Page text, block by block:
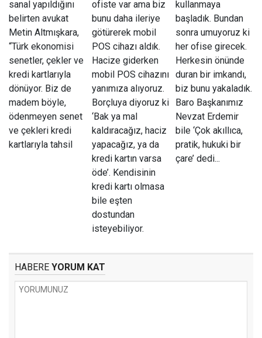
sanal yapıldığını
belirten avukat
Metin Altmışkara,
“Türk ekonomisi
senetler, çekler ve
kredi kartlarıyla
dönüyor. Biz de
madem böyle,
ödenmeyen senet
ve çekleri kredi
kartlarıyla tahsil
ofiste var ama biz
bunu daha ileriye
götürerek mobil
POS cihazı aldık.
Hacize giderken
mobil POS cihazını
yanımıza alıyoruz.
Borçluya diyoruz ki
‘Bak ya mal
kaldıracağız, haciz
yapacağız, ya da
kredi kartın varsa
öde’. Kendisinin
kredi kartı olmasa
bile eşten
dostundan
isteyebiliyor.
kullanmaya
başladık. Bundan
sonra umuyoruz ki
her ofise girecek.
Herkesin önünde
duran bir imkandı,
biz bunu yakaladık.
Baro Başkanımız
Nevzat Erdemir
bile ‘Çok akıllıca,
pratik, hukuki bir
çare’ dedi...
HABERE YORUM KAT